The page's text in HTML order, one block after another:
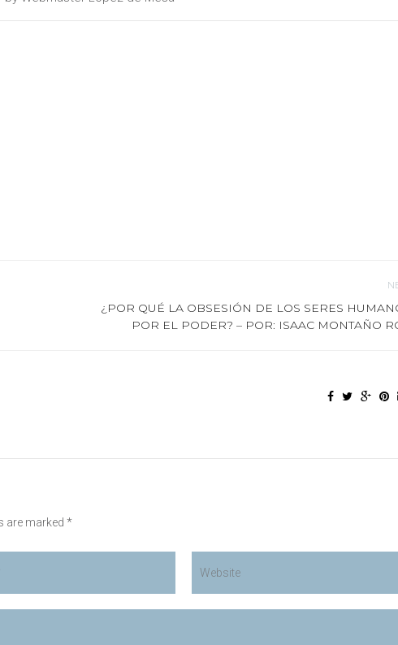
¿POR QUÉ LA OBSESIÓN DE LOS SERES
POR EL PODER? – POR: ISAAC MONTAÑO
are marked *